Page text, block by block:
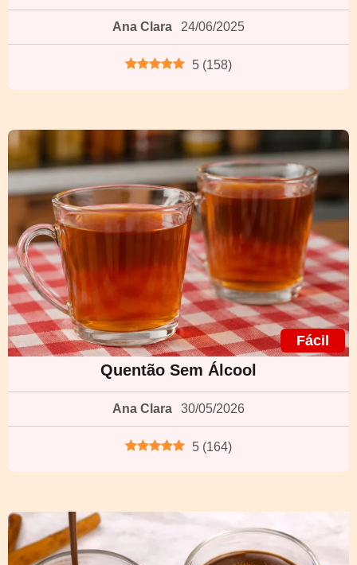
Ana Clara 24/06/2025
5 (158)
Fácil
Quentão Sem Álcool
Ana Clara 30/05/2026
5 (164)